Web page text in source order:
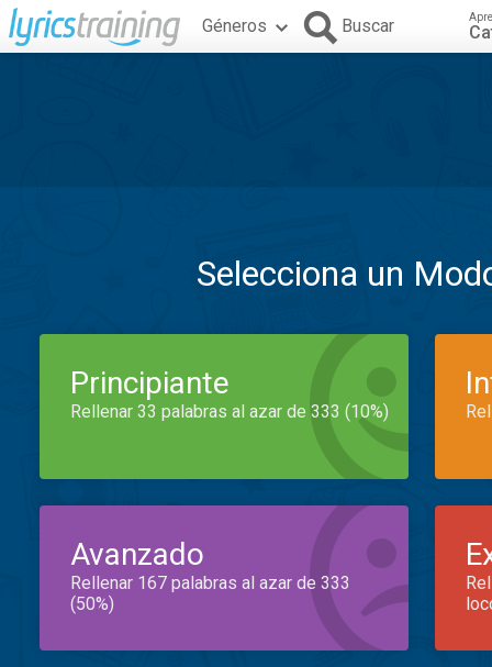
Géneros Buscar
Selecciona un
Principiante
Rellenar 33 palabras al azar de 333 (10%)
Avanzado
Rellenar 167 palabras al azar de 333
(50%)